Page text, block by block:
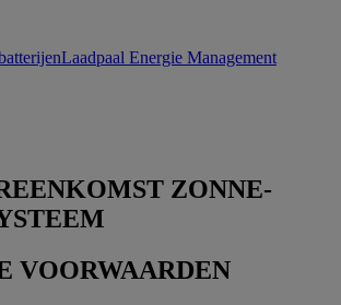
Laadpaal Energie Management
ZONNE-
VOORWAARDEN